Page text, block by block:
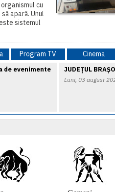
cu
apară. Unul
sistemul
la[...]
Program TV Cinema
de evenimente JUDEȚUL
Luni, 03 august